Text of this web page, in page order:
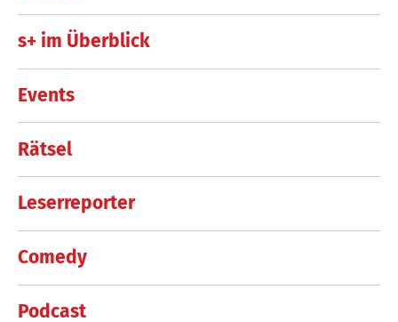
s+ im Überblick
Events
Rätsel
Leserreporter
Comedy
Podcast